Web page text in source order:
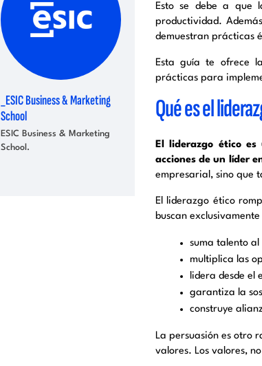
_ESIC Business & Marketing
School
ESIC Business & Marketing
School.
Esto se debe a que
productividad.
demuestran prácticas
Esta guía te ofrece
prácticas para
Qué es el
El liderazgo ético
acciones de un líder
empresarial, sino que
El liderazgo ético
buscan
suma talento
multiplica las
lidera desde el
garantiza la
construye
La persuasión es otro
valores. Los valores,